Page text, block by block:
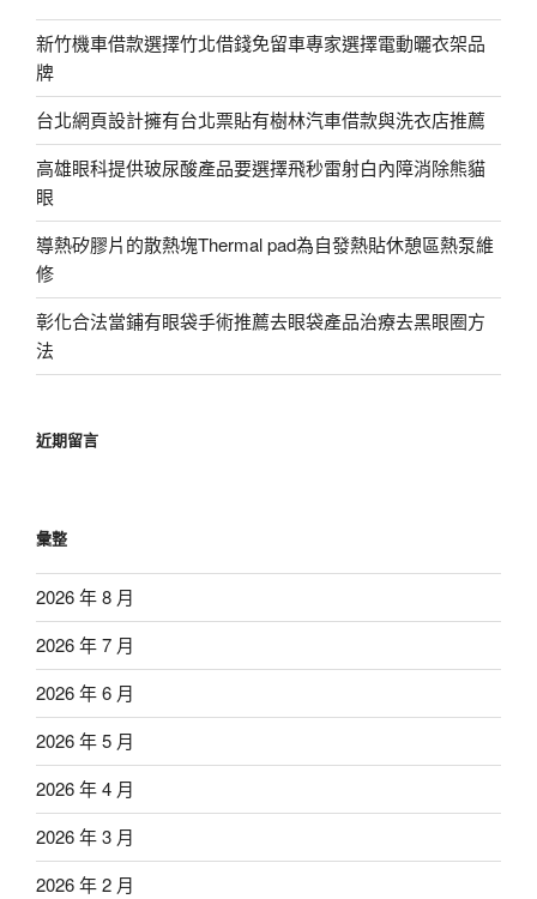
新竹機車借款選擇竹北借錢免留車專家選擇電動曬衣架品
牌
台北網頁設計擁有台北票貼有樹林汽車借款與洗衣店推薦
高雄眼科提供玻尿酸產品要選擇飛秒雷射白內障消除熊貓
眼
導熱矽膠片的散熱塊Thermal pad為自發熱貼休憩區熱泵維
修
彰化合法當鋪有眼袋手術推薦去眼袋產品治療去黑眼圈方
法
近期留言
彙整
2026 年 8 月
2026 年 7 月
2026 年 6 月
2026 年 5 月
2026 年 4 月
2026 年 3 月
2026 年 2 月